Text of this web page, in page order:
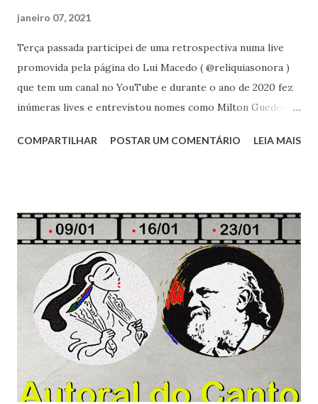
janeiro 07, 2021
Terça passada participei de uma retrospectiva numa live
promovida pela página do Lui Macedo ( @reliquiasonora )
que tem um canal no YouTube e durante o ano de 2020 fez
inúmeras lives e entrevistou nomes como Milton Guedes ,
Jefferson Gonçalves . Com Monica Harley , da página
v=8LIu-RSbhHc&t=2659s A página no Instagram é um
projeto super legal, que traz discos que marcaram as
trilhas sonoras de muitas vidas. Me identifiquei com a
proposta, pois quem como eu vive com música gosta de
rever artistas que involuntariamente participaram de
nossas vidas. Na reunião de pauta, falei pra Lui sobre um
disco que ouvia muito quando criança : Jessé sobre todas as
coisas , lançado em 1984 (e ele tem em sua valiosa
discoteca). Era emocionante a música que abria o CD: um
COMPARTILHAR POSTAR UM COMENTÁRIO LEIA MAIS